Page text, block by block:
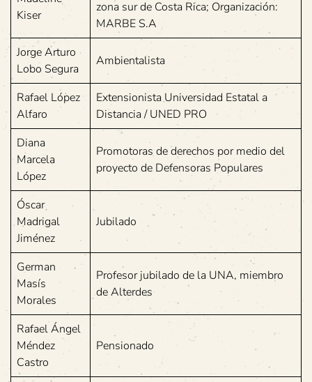
Kiser
zona sur de Costa Rica; Organización:
MARBE S.A
Jorge Arturo
Lobo Segura
Ambientalista
Rafael López
Alfaro
Extensionista Universidad Estatal a
Distancia / UNED PRO
Diana
Marcela
López
Promotoras de derechos por medio del
proyecto de Defensoras Populares
Óscar
Madrigal
Jiménez
Jubilado
German
Masís
Morales
Profesor jubilado de la UNA, miembro
de Alterdes
Rafael Ángel
Méndez
Castro
Pensionado